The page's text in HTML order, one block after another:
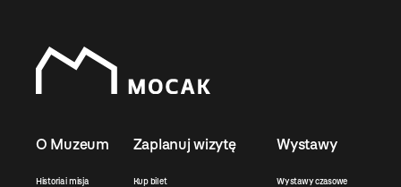
O Muzeum
Historia i misja
Zaplanuj wizytę
Kup bilet
Wystawy
Wystawy czasowe